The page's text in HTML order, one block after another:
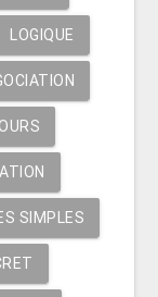
LOGIQUE
SIMPLES